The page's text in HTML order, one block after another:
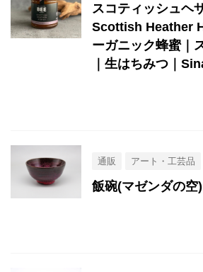
スコティッシュヘ
Scottish Heather
ーガニック蜂蜜｜
｜生はちみつ｜
通販 アート・工芸品
飯碗(マゼンダの空)